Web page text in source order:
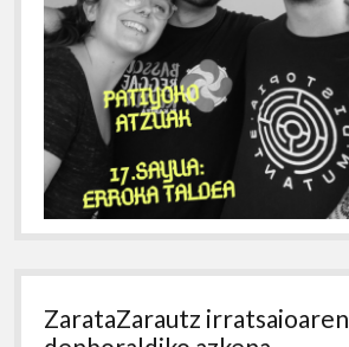
ZarataZarautz irratsaioaren